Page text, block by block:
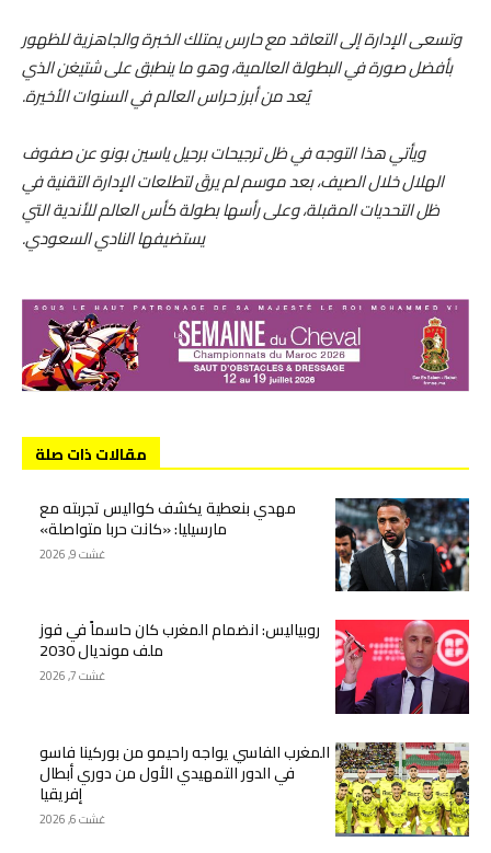
وتسعى الإدارة إلى التعاقد مع حارس يمتلك الخبرة والجاهزية للظهور
بأفضل صورة في البطولة العالمية، وهو ما ينطبق على شتيغن الذي
يُعد من أبرز حراس العالم في السنوات الأخيرة.
ويأتي هذا التوجه في ظل ترجيحات برحيل ياسين بونو عن صفوف
الهلال خلال الصيف، بعد موسم لم يرقَ لتطلعات الإدارة التقنية في
ظل التحديات المقبلة، وعلى رأسها بطولة كأس العالم للأندية التي
يستضيفها النادي السعودي.
مقالات ذات صلة
مهدي بنعطية يكشف كواليس تجربته مع
مارسيليا: «كانت حربا متواصلة»
غشت 9, 2026
روبياليس: انضمام المغرب كان حاسماً في فوز
ملف مونديال 2030
غشت 7, 2026
المغرب الفاسي يواجه راحيمو من بوركينا فاسو
في الدور التمهيدي الأول من دوري أبطال
إفريقيا
غشت 6, 2026